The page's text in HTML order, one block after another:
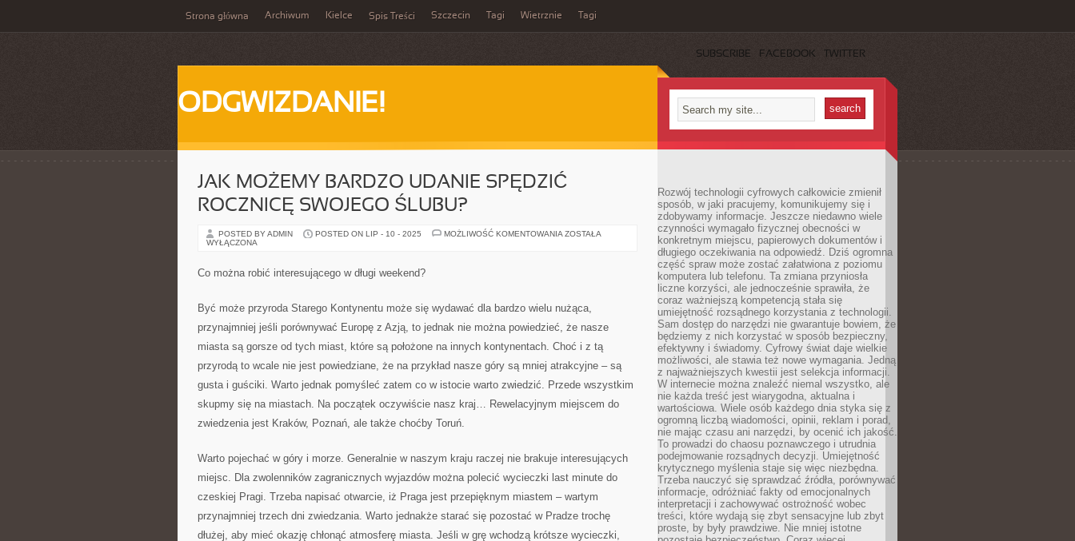
Strona główna Archiwum Kielce Spis Treści Szczecin Tagi Wietrznie Tagi
SUBSCRIBE FACEBOOK TWITTER
ODGWIZDANIE!
JAK MOŻEMY BARDZO UDANIE SPĘDZIĆ
ROCZNICĘ SWOJEGO ŚLUBU?
POSTED BY ADMIN POSTED ON LIP - 10 - 2025 MOŻLIWOŚĆ KOMENTOWANIA JAK
ZOSTAŁA
WYŁĄCZONA
Co można robić interesującego w długi weekend?
Być może przyroda Starego Kontynentu może się wydawać dla bardzo wielu nużąca,
przynajmniej jeśli porównywać Europę z Azją, to jednak nie można powiedzieć, że nasze
miasta są gorsze od tych miast, które są położone na innych kontynentach. Choć i z tą
przyrodą to wcale nie jest powiedziane, że na przykład nasze góry są mniej atrakcyjne – są
gusta i guściki. Warto jednak pomyśleć zatem co w istocie warto zwiedzić. Przede wszystkim
skupmy się na miastach. Na początek oczywiście nasz kraj… Rewelacyjnym miejscem do
zwiedzenia jest Kraków, Poznań, ale także choćby Toruń.
Warto pojechać w góry i morze. Generalnie w naszym kraju raczej nie brakuje interesujących
miejsc. Dla zwolenników zagranicznych wyjazdów można polecić wycieczki last minute do
czeskiej Pragi. Trzeba napisać otwarcie, iż Praga jest przepięknym miastem – wartym
przynajmniej trzech dni zwiedzania. Warto jednakże starać się pozostać w Pradze trochę
dłużej, aby mieć okazję chłonąć atmosferę miasta. Jeśli w grę wchodzą krótsze wycieczki,
Rozwój technologii cyfrowych całkowicie zmienił
sposób, w jaki pracujemy, komunikujemy się i
zdobywamy informacje. Jeszcze niedawno wiele
czynności wymagało fizycznej obecności w
konkretnym miejscu, papierowych dokumentów i
długiego oczekiwania na odpowiedź. Dziś ogromna
część spraw może zostać załatwiona z poziomu
komputera lub telefonu. Ta zmiana przyniosła
liczne korzyści, ale jednocześnie sprawiła, że
coraz ważniejszą kompetencją stała się
umiejętność rozsądnego korzystania z technologii.
Sam dostęp do narzędzi nie gwarantuje bowiem, że
będziemy z nich korzystać w sposób bezpieczny,
efektywny i świadomy. Cyfrowy świat daje wielkie
możliwości, ale stawia też nowe wymagania. Jedną
z najważniejszych kwestii jest selekcja informacji.
W internecie można znaleźć niemal wszystko, ale
nie każda treść jest wiarygodna, aktualna i
wartościowa. Wiele osób każdego dnia styka się z
ogromną liczbą wiadomości, opinii, reklam i porad,
nie mając czasu ani narzędzi, by ocenić ich jakość.
To prowadzi do chaosu poznawczego i utrudnia
podejmowanie rozsądnych decyzji. Umiejętność
krytycznego myślenia staje się więc niezbędna.
Trzeba nauczyć się sprawdzać źródła, porównywać
informacje, odróżniać fakty od emocjonalnych
interpretacji i zachowywać ostrożność wobec
treści, które wydają się zbyt sensacyjne lub zbyt
proste, by były prawdziwe. Nie mniej istotne